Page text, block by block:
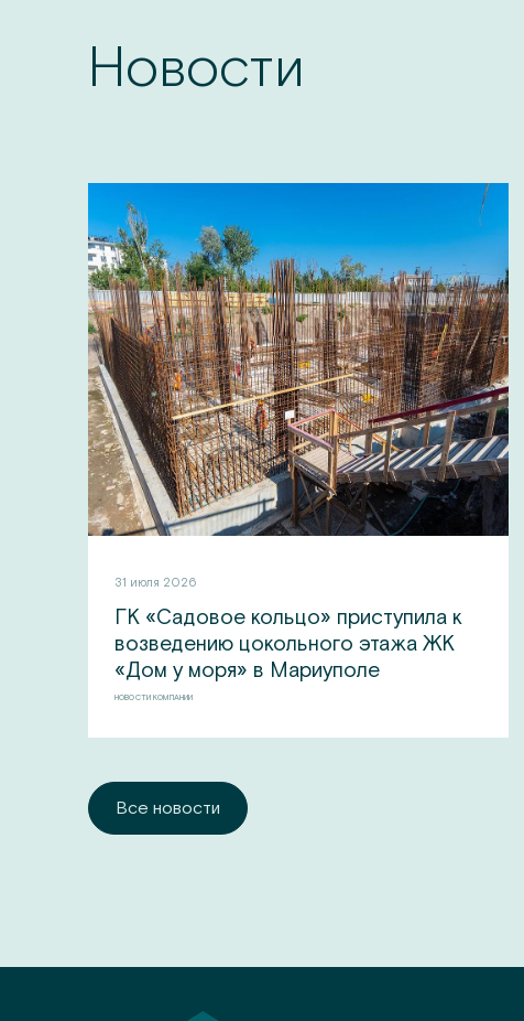
Новости
31 июля 2026
ГК «Садовое кольцо» приступила к
возведению цокольного этажа ЖК
«Дом у моря» в Мариуполе
НОВОСТИ КОМПАНИИ
Все новости